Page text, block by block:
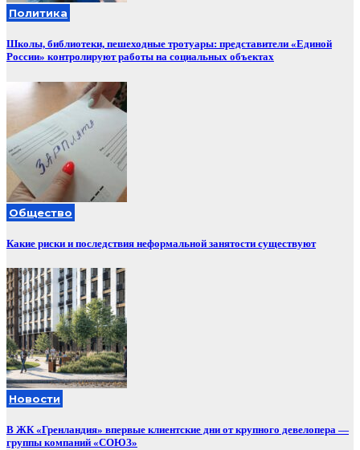
Политика
Школы, библиотеки, пешеходные тротуары: представители «Единой
России» контролируют работы на социальных объектах
Общество
Какие риски и последствия неформальной занятости существуют
Новости
В ЖК «Гренландия» впервые клиентские дни от крупного девелопера —
группы компаний «СОЮЗ»